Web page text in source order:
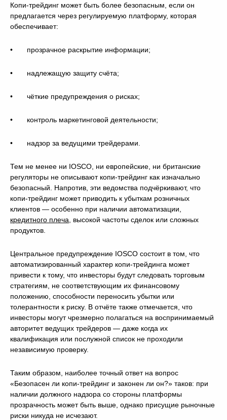
Копи-трейдинг может быть более безопасным, если он
предлагается через регулируемую платформу, которая
обеспечивает:
• прозрачное раскрытие информации;
• надлежащую защиту счёта;
• чёткие предупреждения о рисках;
• контроль маркетинговой деятельности;
• надзор за ведущими трейдерами.
Тем не менее ни IOSCO, ни европейские, ни британские
регуляторы не описывают копи-трейдинг как изначально
безопасный. Напротив, эти ведомства подчёркивают, что
копи-трейдинг может приводить к убыткам розничных
клиентов — особенно при наличии автоматизации,
кредитного плеча , высокой частоты сделок или сложных
продуктов.
Центральное предупреждение IOSCO состоит в том, что
автоматизированный характер копи-трейдинга может
привести к тому, что инвесторы будут следовать торговым
стратегиям, не соответствующим их финансовому
положению, способности переносить убытки или
толерантности к риску. В отчёте также отмечается, что
инвесторы могут чрезмерно полагаться на воспринимаемый
авторитет ведущих трейдеров — даже когда их
квалификация или послужной список не проходили
независимую проверку.
Таким образом, наиболее точный ответ на вопрос
«Безопасен ли копи-трейдинг и законен ли он?» таков: при
наличии должного надзора со стороны платформы
прозрачность может быть выше, однако присущие рыночные
риски никуда не исчезают.